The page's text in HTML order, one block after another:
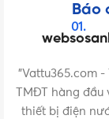
Báo
01.
"Vattu365.com -
TMĐT hàng đầu
thiết bị điện